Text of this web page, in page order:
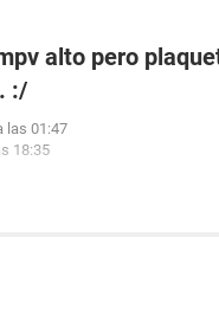
alto pero
:/
las 01:47
18:35